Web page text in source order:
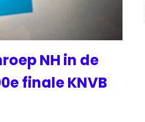
NH in de
finale KNVB